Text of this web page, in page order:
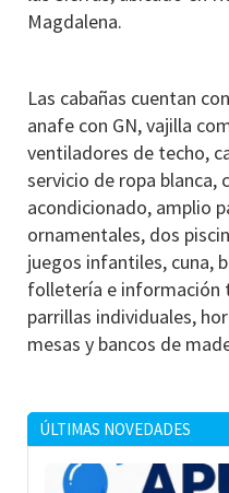
Magdalena.
Las cabañas cuentan
anafe con GN, vajilla
ventiladores de techo,
servicio de ropa blanca,
acondicionado, amplio
ornamentales, dos
juegos infantiles, cuna,
folletería e información
parrillas individuales,
mesas y bancos de
ÚLTIMAS NOVEDADES